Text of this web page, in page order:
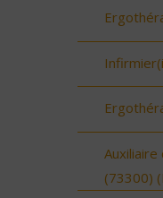
Auxiliaire
(73300)